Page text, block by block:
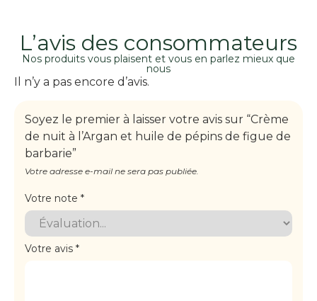
L’avis des consommateurs
Nos produits vous plaisent et vous en parlez mieux que
nous
Il n’y a pas encore d’avis.
Soyez le premier à laisser votre avis sur “Crème
de nuit à l’Argan et huile de pépins de figue de
barbarie”
Votre adresse e-mail ne sera pas publiée.
Votre note *
Votre avis *